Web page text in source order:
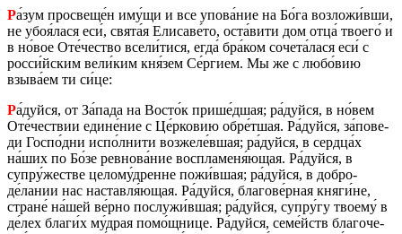
Ра́зум про­све­ще́н иму́щи и все упова́ние на Бо́га воз­ло­жи́вши,
не убоя́лася еси́, свята́я Ели­са­ве́то, оста́вити дом отца́ тво­е­го́ и
в но́вое Оте́че­ство всели́тися, егда́ бра́ком со­че­та́лася еси́ с
росси́йским вели́ким кня́зем Се́ргием. Мы же с любо́вию
взыва́ем ти си́це:
Ра́дуйся, от За́пада на Восто́к прише́дшая; ра́дуйся, в но́вем
Оте́че­ствии едине́ние с Це́рко­вию обре́тшая. Ра́дуйся, за́по­ве­
ди Госпо́дни испо́лнити воз­же­ле́вшая; ра́дуйся, в серд­ца́х
на́ших по Бо́зе рев­но­ва́ние вос­пла­ме­ня́ющая. Ра́дуйся, в
супру́же­стве це­ло­му́дренне пожи́вшая; ра́дуйся, в доб­ро­
де́лании нас на­став­ля́ющая. Ра́дуйся, бла­го­ве́рная княги́не,
стране́ на́шей ве́рно по­слу­жи́вшая; ра́дуйся, супру́гу тво­е­му́ в
де́лех благи́х му́драя помо́щнице. Ра́дуйся, семе́йств бла­го­че­